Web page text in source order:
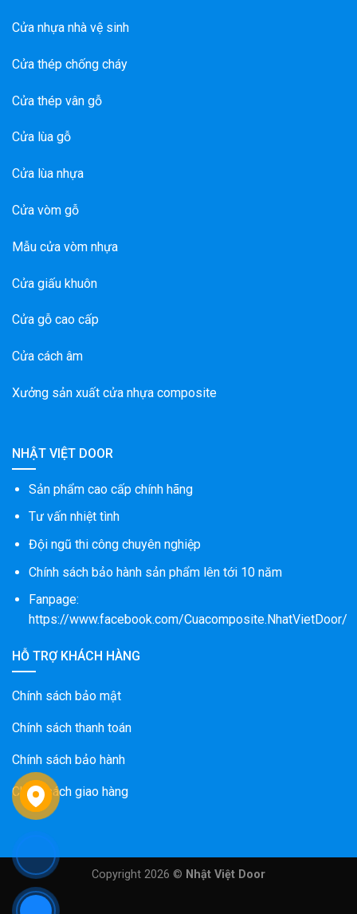
Cửa nhựa nhà vệ sinh
Cửa thép chống cháy
Cửa thép vân gỗ
Cửa lùa gỗ
Cửa lùa nhựa
Cửa vòm gỗ
Mẫu cửa vòm nhựa
Cửa giấu khuôn
Cửa gỗ cao cấp
Cửa cách âm
Xưởng sản xuất cửa nhựa composite
NHẬT VIỆT DOOR
Sản phẩm cao cấp chính hãng
Tư vấn nhiệt tình
Đội ngũ thi công chuyên nghiệp
Chính sách bảo hành sản phẩm lên tới 10 năm
Fanpage:
https://www.facebook.com/Cuacomposite.NhatVietDoor/
HỖ TRỢ KHÁCH HÀNG
Chính sách bảo mật
Chính sách thanh toán
Chính sách bảo hành
Chính sách giao hàng
Copyright 2026 © Nhật Việt Door